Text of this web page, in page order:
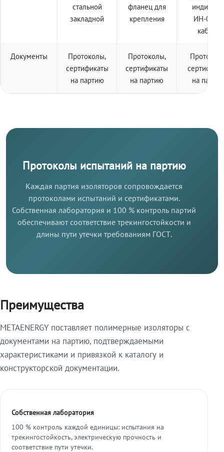
стальной
закладной
фланец для
крепления
ИН-001 +
кабель
Документы
Протоколы,
сертификаты
на партию
Протоколы,
сертификаты
на партию
на
Протоколы испытаний на партию
Каждая партия изоляторов сопровождается
протоколами испытаний и сертификатами.
Собственная лаборатория и 100 % контроль партий
обеспечивают соответствие трекингостойкости и
длины пути утечки требованиям ГОСТ.
Преимущества
METAENERGY поставляет полимерные изоляторы с
документами на партию, подтверждаемыми
характеристиками и привязкой к каталогу и
конструкторской документации.
Собственная лаборатория
100 % контроль каждой единицы: испытания на
трекингостойкость, электрическую прочность и
соответствие пути утечки.